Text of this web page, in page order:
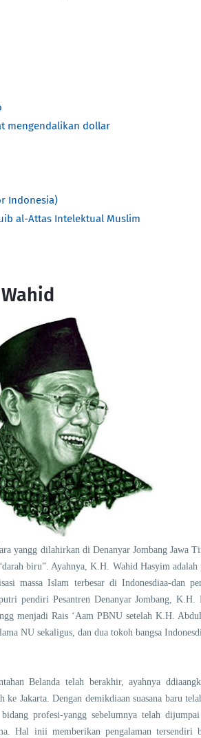
mengendalikan dollar
Indonesia)
al-Attas Intelektual Muslim
yangg dilahirkan di Denanyar Jombang Jawa
biru”. Ayahnya, K.H. Wahid Hasyim
massa Islam terbesar di Indonesdiaa-dan
pendiri Pesantren Denanyar Jombang,
menjadi Rais ‘Aam PBNU setelah K.H.
NU sekaligus, dan dua tokoh bangsa
Belanda telah berakhir, ayahnya
Jakarta. Dengan demikdiaan suasana baru
profesi-yangg sebelumnya telah
Hal inii memberikan pengalaman tersendiri